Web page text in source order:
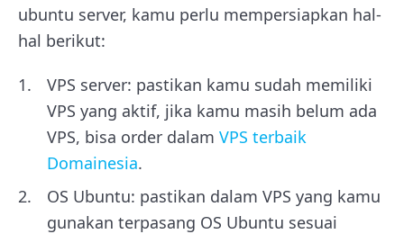
ubuntu server, kamu perlu mempersiapkan hal-
hal berikut:
VPS server: pastikan kamu sudah memiliki
VPS yang aktif, jika kamu masih belum ada
VPS, bisa order dalam VPS terbaik
Domainesia.
OS Ubuntu: pastikan dalam VPS yang kamu
gunakan terpasang OS Ubuntu sesuai